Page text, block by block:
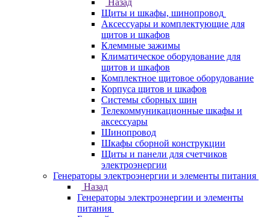
Назад
Щиты и шкафы, шинопровод
Аксессуары и комплектующие для
щитов и шкафов
Клеммные зажимы
Климатическое оборудование для
щитов и шкафов
Комплектное щитовое оборудование
Корпуса щитов и шкафов
Системы сборных шин
Телекоммуникационные шкафы и
аксессуары
Шинопровод
Шкафы сборной конструкции
Щиты и панели для счетчиков
электроэнергии
Генераторы электроэнергии и элементы питания
Назад
Генераторы электроэнергии и элементы
питания